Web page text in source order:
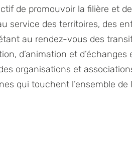
de promouvoir la filière et
service des territoires, des
au rendez-vous des
d’animation et
organisations et
qui touchent l’ensemble de